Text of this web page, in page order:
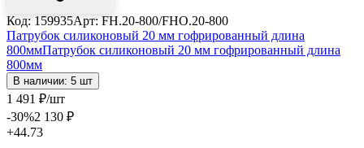
Код: 159935Арт: FH.20-800/FHО.20-800
Патрубок силиконовый 20 мм гофрированный длина
800ммПатрубок силиконовый 20 мм гофрированный длина
800мм
В наличии: 5 шт
1 491 ₽/шт
-30%2 130 ₽
+44.73